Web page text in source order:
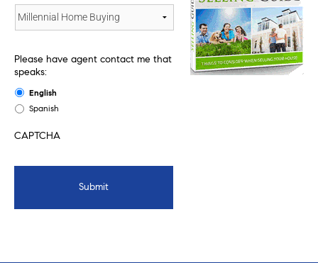
Please have agent contact me that
speaks:
English
Spanish
CAPTCHA